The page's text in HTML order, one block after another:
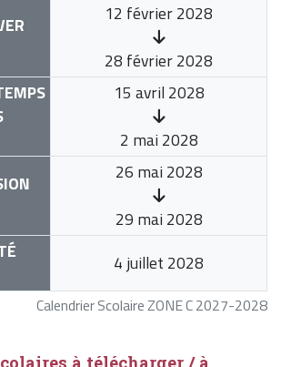
Calendrier Scolaire ZONE C 2027-2028
12 février 2028
28 février 2028
15 avril 2028
2 mai 2028
26 mai 2028
29 mai 2028
4 juillet 2028
à télécharger / à